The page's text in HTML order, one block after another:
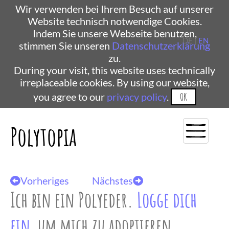
Wir verwenden bei Ihrem Besuch auf unserer
Website technisch notwendige Cookies.
Indem Sie unsere Webseite benutzen,
stimmen Sie unseren Datenschutzerklärung
zu.
During your visit, this website uses technically
irreplaceable cookies. By using our website,
you agree to our privacy policy. OK
Polytopia
DE | EN
Vorheriges Nächstes
Ich bin ein Polyeder. Logge dich